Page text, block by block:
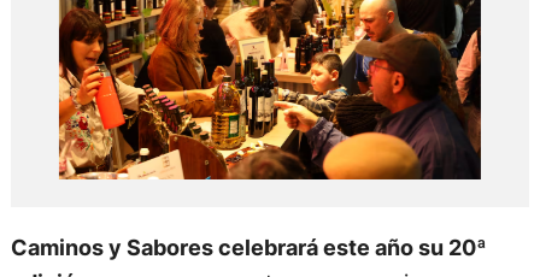
Caminos y Sabores celebrará este año su 20ª